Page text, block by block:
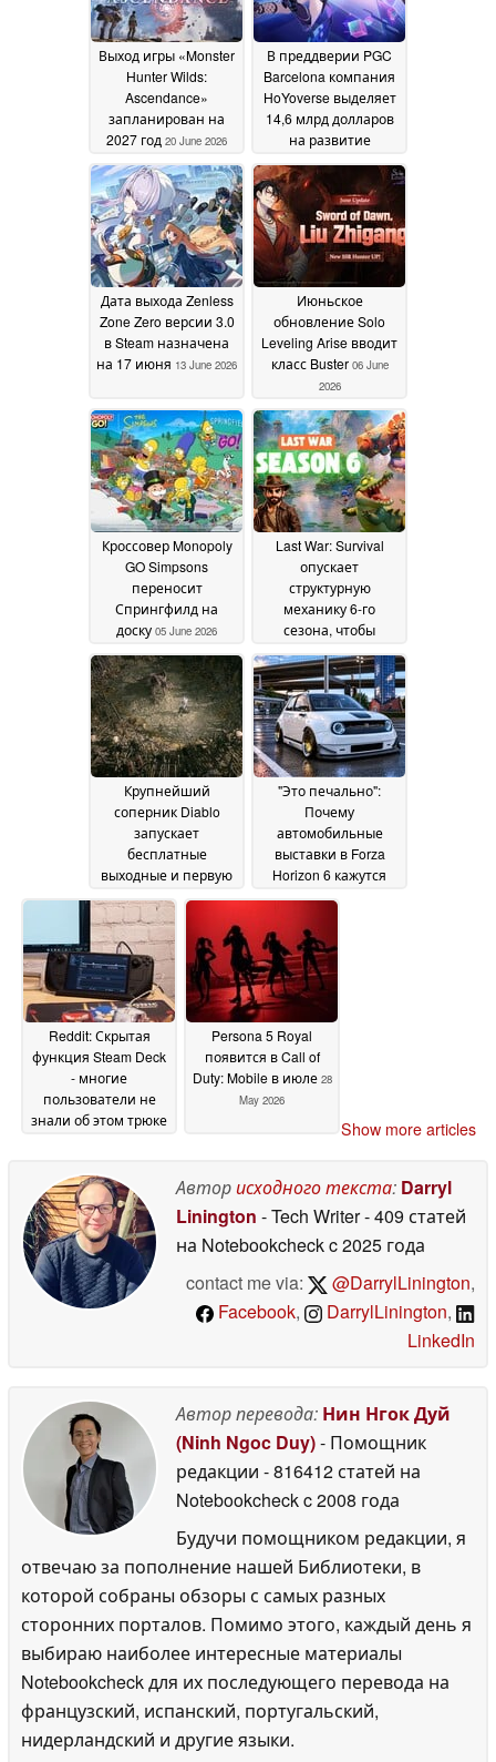
Выход игры «Monster
Hunter Wilds:
Ascendance»
запланирован на
2027 год 20 June 2026
В преддверии PGC
Barcelona компания
HoYoverse выделяет
14,6 млрд долларов
на развитие
искусственного
интеллекта
14 June
2026
Дата выхода Zenless
Zone Zero версии 3.0
в Steam назначена
на 17 июня 13 June 2026
Июньское
обновление Solo
Leveling Arise вводит
класс Buster 06 June
2026
Кроссовер Monopoly
GO Simpsons
переносит
Спрингфилд на
доску 05 June 2026
Last War: Survival
опускает
структурную
механику 6-го
сезона, чтобы
пересмотреть войну
между альянсами04
June 2026
Крупнейший
соперник Diablo
запускает
бесплатные
выходные и первую
в истории скидку в
50%31 May 2026
"Это печально":
Почему
автомобильные
выставки в Forza
Horizon 6 кажутся
пустынными
Reddit: Скрытая
функция Steam Deck
- многие
пользователи не
знали об этом трюке
Persona 5 Royal
появится в Call of
Duty: Mobile в июле 28
May 2026
Show more articles
Авторисходного текста: Darryl
Linington - Tech Writer- 409 статей
на Notebookcheckc 2025 года
contact me via:
@DarrylLinington,
Facebook, DarrylLinington,
LinkedIn
Автор перевода: Нин Нгок Дуй
(Ninh Ngoc Duy)- Помощник
редакции - 816412 статей на
Notebookcheckc 2008 года
Будучи помощником редакции, я
отвечаю за пополнение нашей Библиотеки, в
которой собраны обзоры с самых разных
сторонних порталов. Помимо этого, каждый день я
выбираю наиболее интересные материалы
Notebookcheck для их последующего перевода на
французский, испанский, португальский,
нидерландский и другие языки.